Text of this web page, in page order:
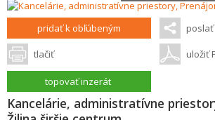
pridať k obľúbeným poslať
tlačiť uložiť
topovať inzerát
Kancelárie, administratívne